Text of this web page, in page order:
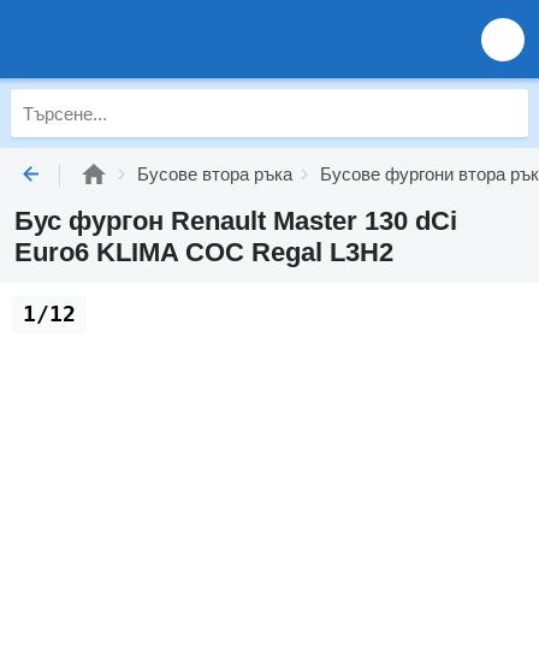
Бусове втора ръка Бусове фургони втора
Бус фургон Renault Master 130 dCi
Euro6 KLIMA COC Regal L3H2
1/12